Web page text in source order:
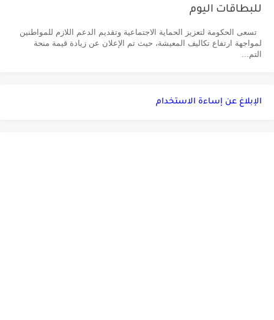
للبطاقات اليوم
تسعى الحكومة لتعزيز الحماية الاجتماعية وتقديم الدعم اللازم للمواطنين
لمواجهة ارتفاع تكاليف المعيشة، حيث تم الإعلان عن زيادة قيمة منحة
التم...
الإبلاغ عن إساءة الاستخدام